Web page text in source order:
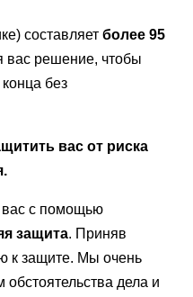
составляет более 95
вас решение, чтобы
без
вас от риска
вас с помощью
защита. Приняв
к защите. Мы очень
обстоятельства дела и